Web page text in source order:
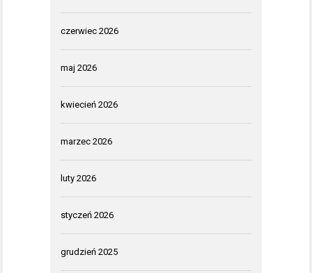
czerwiec 2026
maj 2026
kwiecień 2026
marzec 2026
luty 2026
styczeń 2026
grudzień 2025